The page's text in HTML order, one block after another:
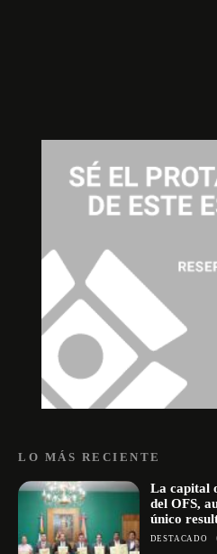
LO MÁS RECIENTE
La capital
del OFS,
único
DESTACADO